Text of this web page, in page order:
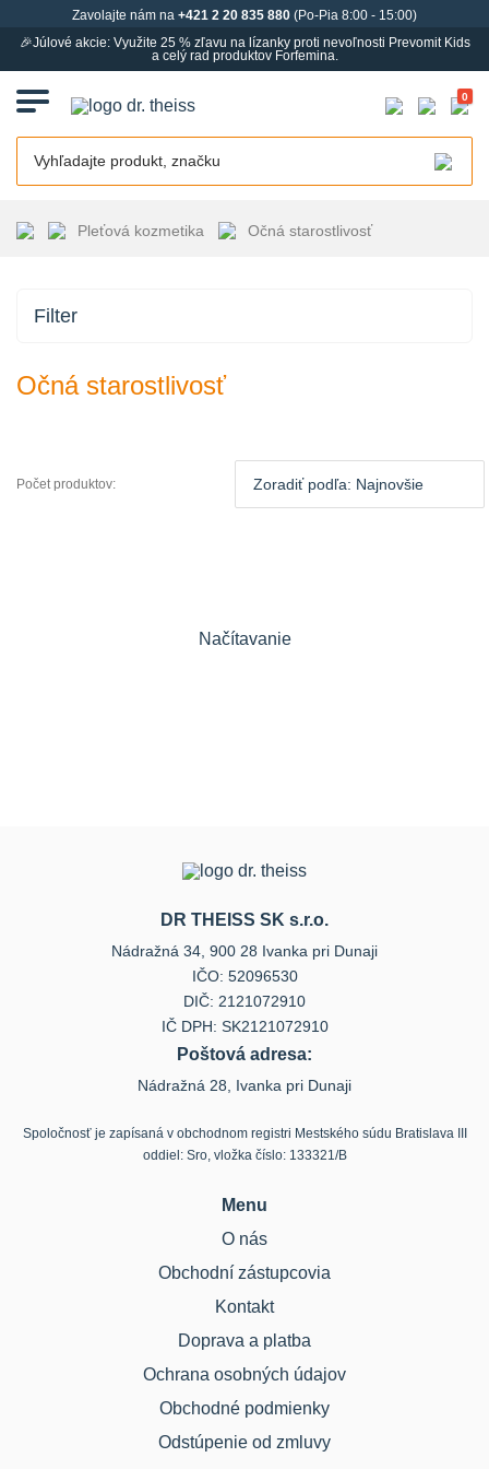
Zavolajte nám na +421 2 20 835 880 (Po-Pia 8:00 - 15:00)
🎉Júlové akcie: Využite 25 % zľavu na lízanky proti nevoľnosti Prevomit Kids
a celý rad produktov Forfemina.
0
Pleťová kozmetika Očná starostlivosť
Filter
Očná starostlivosť
Počet produktov:
Načítavanie
DR THEISS SK s.r.o.
Nádražná 34, 900 28 Ivanka pri Dunaji
IČO: 52096530
DIČ: 2121072910
IČ DPH: SK2121072910
Poštová adresa:
Nádražná 28, Ivanka pri Dunaji
Spoločnosť je zapísaná v obchodnom registri Mestského súdu Bratislava III
oddiel: Sro, vložka číslo: 133321/B
Menu
O nás
Obchodní zástupcovia
Kontakt
Doprava a platba
Ochrana osobných údajov
Obchodné podmienky
Odstúpenie od zmluvy